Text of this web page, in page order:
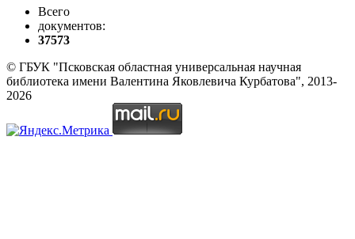
Всего
документов:
37573
© ГБУК "Псковская областная универсальная научная
библиотека имени Валентина Яковлевича Курбатова", 2013-
2026